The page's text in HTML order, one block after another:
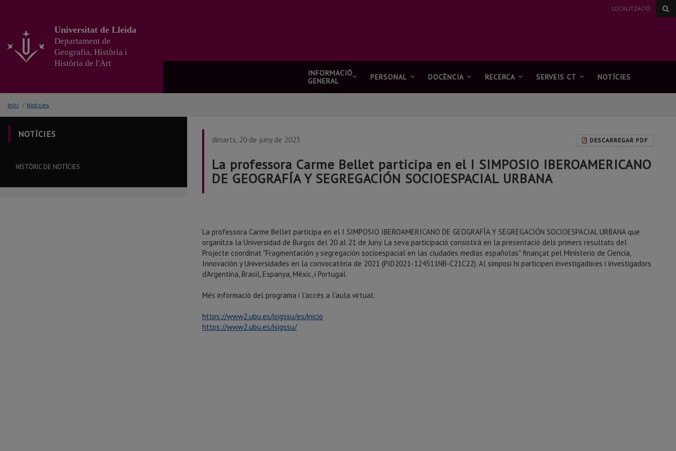
principal
LOCALITZACIÓ
Universitat de Lleida
Departament de
Geografia, Història i
Història de l'Art
INFORMACIÓ
GENERAL
PERSONAL DOCÈNCIA RECERCA SERVEIS CT NOTÍCIES
Inici / Notícies
NOTÍCIES
HISTÒRIC DE NOTÍCIES
DESCARREGAR PDF
dimarts, 20 de juny de 2023
La professora Carme Bellet participa en el I SIMPOSIO IBEROAMERICANO
DE GEOGRAFÍA Y SEGREGACIÓN SOCIOESPACIAL URBANA
La professora Carme Bellet participa en el I SIMPOSIO IBEROAMERICANO DE GEOGRAFÍA Y SEGREGACIÓN SOCIOESPACIAL URBANA que
organitza la Universidad de Burgos del 20 al 21 de Juny. La seva participació consistirà en la presentació dels primers resultats del
Projecte coordinat "Fragmentación y segregación socioespacial en las ciudades medias españolas" finançat pel Ministerio de Ciencia,
Innovación y Universidades en la convocatòria de 2021 (PID2021-124511NB-C21C22). Al simposi hi participen investigadores i investigadors
d'Argentina, Brasil, Espanya, Mèxic, i Portugal.
Més informació del programa i l'accés a l'aula virtual:
https://www2.ubu.es/isigssu/es/inicio
https://www2.ubu.es/isigssu/